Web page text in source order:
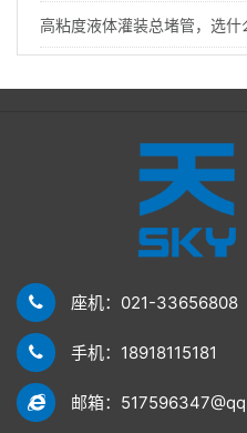
高粘度液体灌装总堵管，选
座机：021-33656808
手机：18918115181
邮箱：